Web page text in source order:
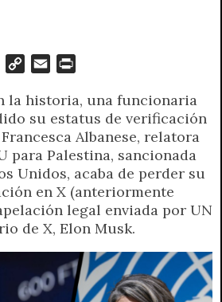
M
s
s
e
n
g
e
r
p
y
L
i
n
k
a
i
l
i
n
t
F
r
i
e
n
d
l
y
la historia, una funcionaria
su estatus de verificación
Albanese, relatora
para Palestina, sancionada
Unidos, acaba de perder su
en X (anteriormente
legal enviada por UN
de X, Elon Musk.